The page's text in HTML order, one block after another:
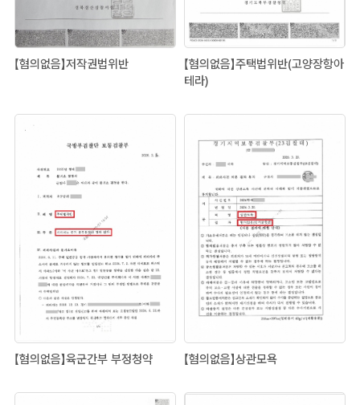
【혐의없음】저작권법위반
【혐의없음】주택법위반(고양장항아
테라)
【혐의없음】육군간부 부정청약 【혐의없음】상관모욕